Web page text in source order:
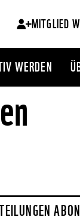
MITGLIED
WERDEN